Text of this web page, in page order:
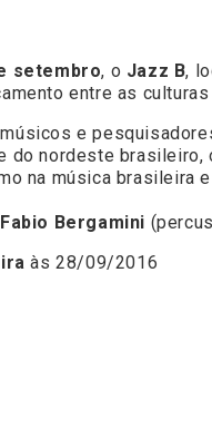
setembro, o Jazz B,
entre as
e
do nordeste
na música brasileira
Fabio Bergamini
às 28/09/2016